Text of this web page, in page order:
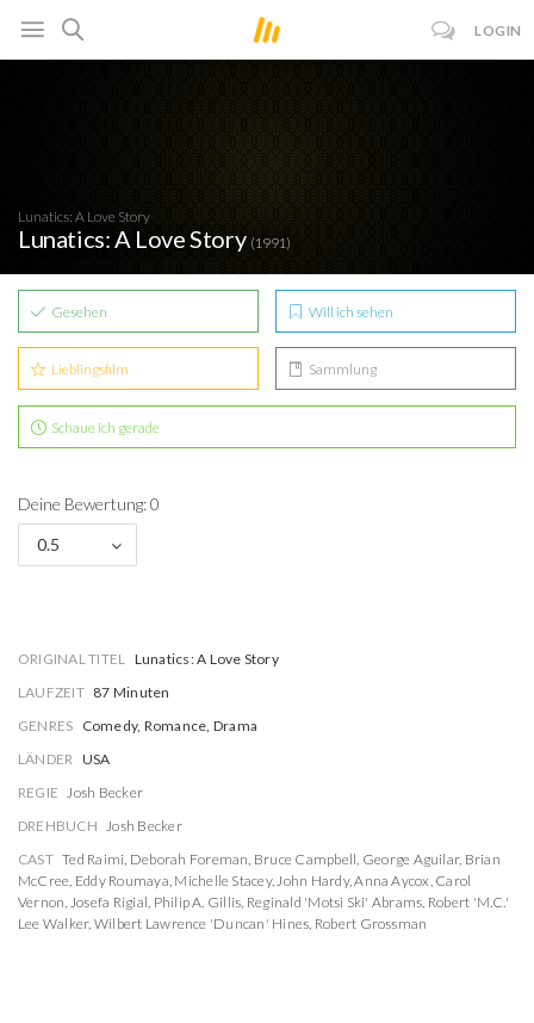
LOGIN
Lunatics: A Love Story
Lunatics: A Love Story (1991)
Gesehen Will ich sehen
Lieblingsfilm Sammlung
Schaue ich gerade
Deine Bewertung: 0
0.5
ORIGINAL TITEL Lunatics: A Love Story
LAUFZEIT 87 Minuten
GENRES Comedy, Romance, Drama
LÄNDER USA
REGIE Josh Becker
DREHBUCH Josh Becker
CAST Ted Raimi, Deborah Foreman, Bruce Campbell, George Aguilar, Brian
McCree, Eddy Roumaya, Michelle Stacey,John Hardy,Anna Aycox, Carol
Vernon, Josefa Rigial, Philip A. Gillis, Reginald 'Motsi Ski' Abrams, Robert 'M.C.'
Lee Walker, Wilbert Lawrence 'Duncan' Hines, Robert Grossman